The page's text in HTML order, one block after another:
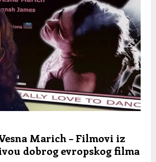
Marich – Filmovi iz
dobrog evropskog filma